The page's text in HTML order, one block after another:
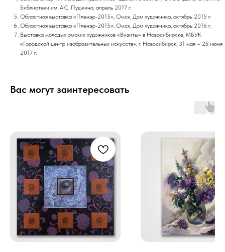
Библиотеки им. А.С. Пушкина, апрель 2017 г.
Областная выставка «Пленэр-2015», Омск, Дом художника, октябрь 2015 г.
Областная выставка «Пленэр-2015», Омск, Дом художника, октябрь 2016 г.
Выставка молодых омских художников «Визиты» в Новосибирске, МБУК
«Городской центр изобразительных искусств», г. Новосибирск, 31 мая – 25 июня
2017 г.
Вас могут заинтересовать